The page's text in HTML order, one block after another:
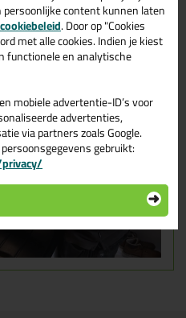
Specificaties Reviews (0)
X-Seal 310ml
content kunnen laten
. Door op "Cookies
met alle cookies. Indien je kiest
functionele en analytische
mobiele advertentie-ID’s voor
advertenties,
via partners zoals Google.
gebruikt: